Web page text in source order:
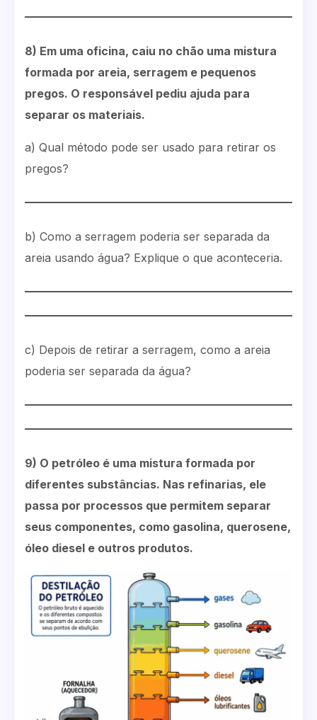
8) Em uma oficina, caiu no chão uma mistura
formada por areia, serragem e pequenos
pregos. O responsável pediu ajuda para
separar os materiais.
a) Qual método pode ser usado para retirar os
pregos?
b) Como a serragem poderia ser separada da
areia usando água? Explique o que aconteceria.
c) Depois de retirar a serragem, como a areia
poderia ser separada da água?
9) O petróleo é uma mistura formada por
diferentes substâncias. Nas refinarias, ele
passa por processos que permitem separar
seus componentes, como gasolina, querosene,
óleo diesel e outros produtos.